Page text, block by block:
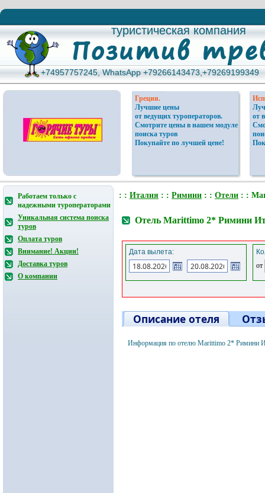
туристическая компания
туристическая компания
+74957757245, WhatsApp +79266143473,+79269199349
+74957757245, WhatsApp +79266143473,+79269199349
Греция.
Лучшие цены
от ведущих туроператоров.
Смотрите цены в нашем модуле
поиска туров
Покупайте по лучшей цене!
от
Работаем только с
надежными туроператорами
Уникальная система поиска
туров
Оплата туров
Внимание! Акции!
Доставка туров
О компании
: : Италия : : Римини : : Отели : :
Отель Marittimo 2* Римини
Дата вылета:
от
Описание отеля
Информация по отелю Marittimo 2* Римини